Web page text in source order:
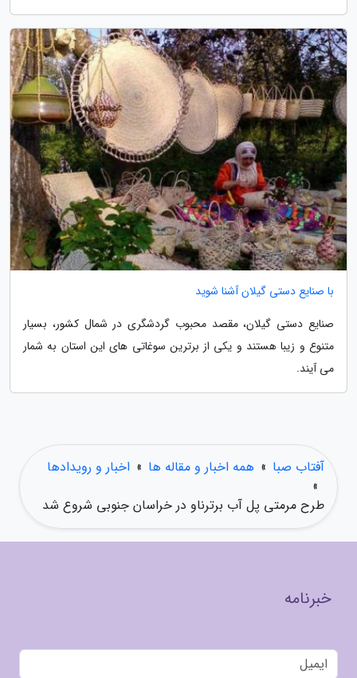
با صنایع دستی گیلان آشنا شوید
صنایع دستی گیلان، مقصد محبوب گردشگری در شمال کشور، بسیار
متنوع و زیبا هستند و یکی از برترین سوغاتی های این استان به شمار
می آیند.
آفتاب صبا » همه اخبار و مقاله ها » اخبار و رویدادها
»
طرح مرمتی پل آب برترناو در خراسان جنوبی شروع شد
خبرنامه